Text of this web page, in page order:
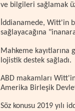
ve bilgileri sağlamak
İddianamede, Witt'in
sağlayacağına
Mahkeme
lojistik destek sağladı.
ABD makamları
Amerika Birleşik
Söz konusu 2019 yılı